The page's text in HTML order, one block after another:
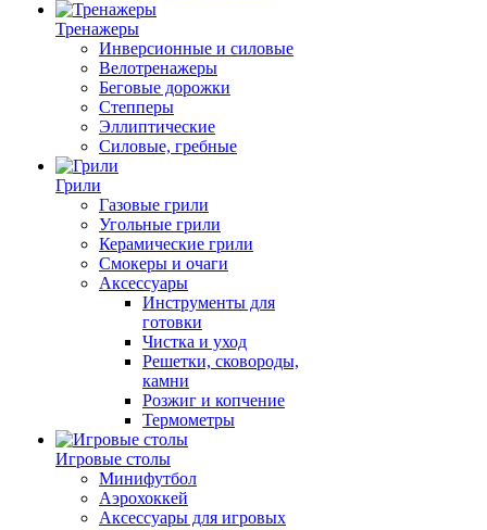
Тренажеры
Инверсионные и силовые
Велотренажеры
Беговые дорожки
Степперы
Эллиптические
Силовые, гребные
Грили
Газовые грили
Угольные грили
Керамические грили
Смокеры и очаги
Аксессуары
Инструменты для
готовки
Чистка и уход
Решетки, сковороды,
камни
Розжиг и копчение
Термометры
Игровые столы
Минифутбол
Аэрохоккей
Аксессуары для игровых